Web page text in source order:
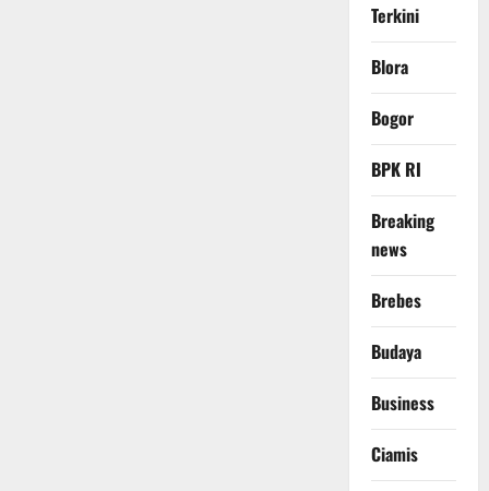
Terkini
Blora
Bogor
BPK RI
Breaking
news
Brebes
Budaya
Business
Ciamis